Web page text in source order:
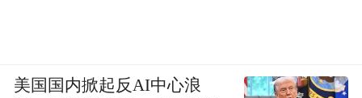
美国国内掀起反AI中心浪